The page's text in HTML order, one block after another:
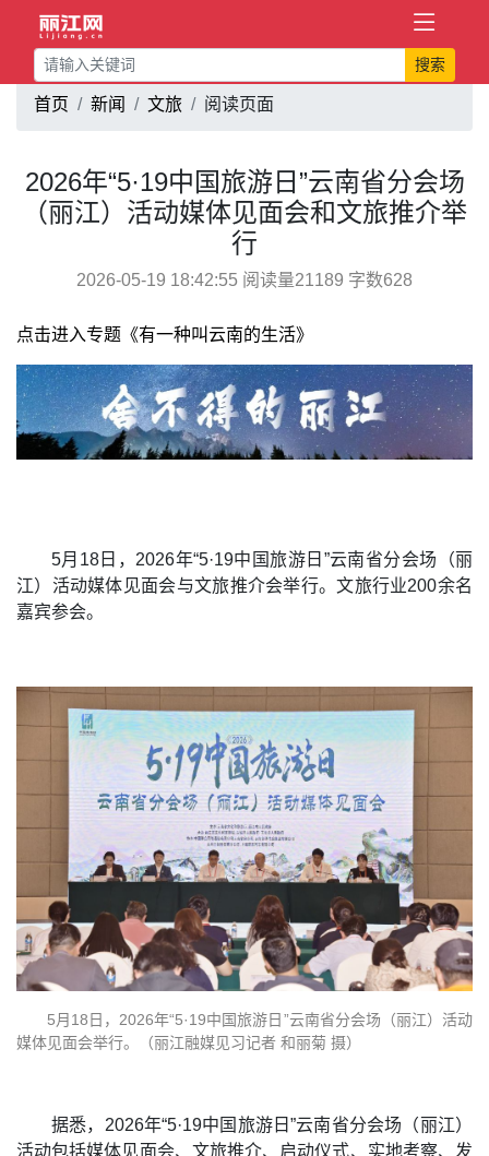
搜索
首页 新闻 文旅 阅读页面
2026年“5·19中国旅游日”云南省分会场
（丽江）活动媒体见面会和文旅推介举
行
2026-05-19 18:42:55 阅读量21189 字数628
点击进入专题《有一种叫云南的生活》
5月18日，2026年“5·19中国旅游日”云南省分会场（丽
江）活动媒体见面会与文旅推介会举行。文旅行业200余名
嘉宾参会。
5月18日，2026年“5·19中国旅游日”云南省分会场（丽江）活动
媒体见面会举行。（丽江融媒见习记者 和丽菊 摄）
据悉，2026年“5·19中国旅游日”云南省分会场（丽江）
活动包括媒体见面会、文旅推介、启动仪式、实地考察、发